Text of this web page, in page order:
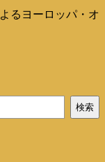
るヨーロッパ・オ
検索